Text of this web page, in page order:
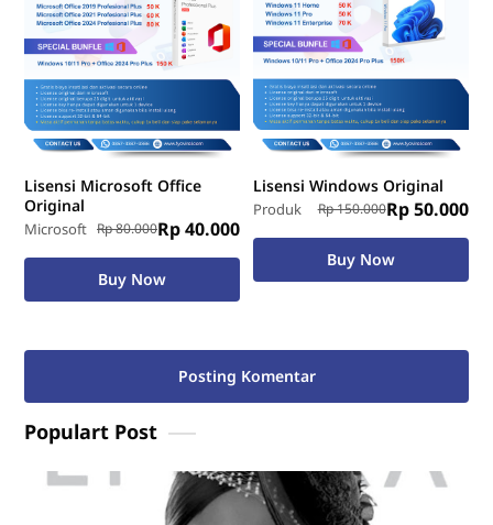
Lisensi Microsoft Office
Original
Microsoft Rp 80.000Rp 40.000
Buy Now
Lisensi Windows Original
Produk Rp 150.000Rp 50.000
Buy Now
Posting Komentar
Populart Post